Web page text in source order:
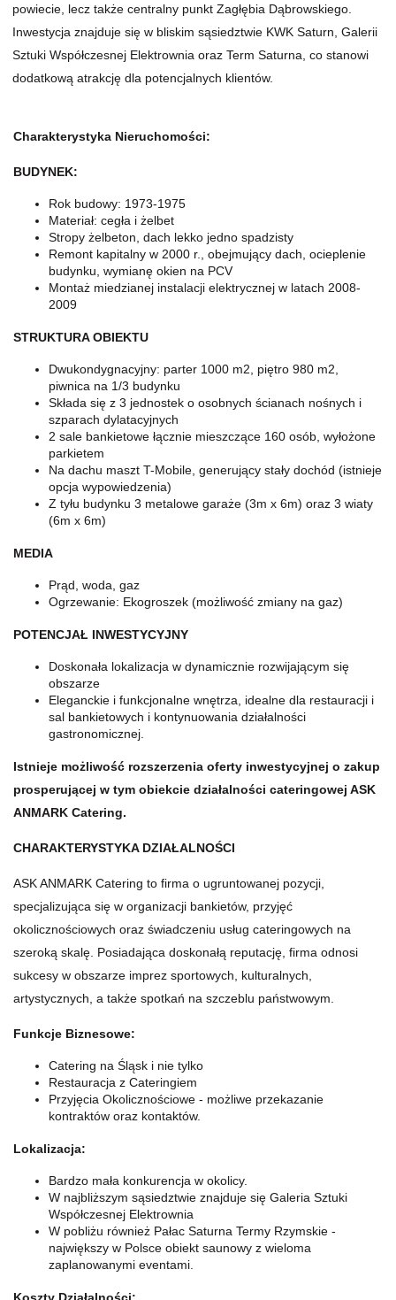
powiecie, lecz także centralny punkt Zagłębia Dąbrowskiego.
Inwestycja znajduje się w bliskim sąsiedztwie KWK Saturn, Galerii
Sztuki Współczesnej Elektrownia oraz Term Saturna, co stanowi
dodatkową atrakcję dla potencjalnych klientów.
Charakterystyka Nieruchomości:
BUDYNEK:
Rok budowy: 1973-1975
Materiał: cegła i żelbet
Stropy żelbeton, dach lekko jedno spadzisty
Remont kapitalny w 2000 r., obejmujący dach, ocieplenie
budynku, wymianę okien na PCV
Montaż miedzianej instalacji elektrycznej w latach 2008-
2009
STRUKTURA OBIEKTU
Dwukondygnacyjny: parter 1000 m2, piętro 980 m2,
piwnica na 1/3 budynku
Składa się z 3 jednostek o osobnych ścianach nośnych i
szparach dylatacyjnych
2 sale bankietowe łącznie mieszczące 160 osób, wyłożone
parkietem
Na dachu maszt T-Mobile, generujący stały dochód (istnieje
opcja wypowiedzenia)
Z tyłu budynku 3 metalowe garaże (3m x 6m) oraz 3 wiaty
(6m x 6m)
MEDIA
Prąd, woda, gaz
Ogrzewanie: Ekogroszek (możliwość zmiany na gaz)
POTENCJAŁ INWESTYCYJNY
Doskonała lokalizacja w dynamicznie rozwijającym się
obszarze
Eleganckie i funkcjonalne wnętrza, idealne dla restauracji i
sal bankietowych i kontynuowania działalności
gastronomicznej.
Istnieje możliwość rozszerzenia oferty inwestycyjnej o zakup
prosperującej w tym obiekcie działalności cateringowej ASK
ANMARK Catering.
CHARAKTERYSTYKA DZIAŁALNOŚCI
ASK ANMARK Catering to firma o ugruntowanej pozycji,
specjalizująca się w organizacji bankietów, przyjęć
okolicznościowych oraz świadczeniu usług cateringowych na
szeroką skalę. Posiadająca doskonałą reputację, firma odnosi
sukcesy w obszarze imprez sportowych, kulturalnych,
artystycznych, a także spotkań na szczeblu państwowym.
Funkcje Biznesowe:
Catering na Śląsk i nie tylko
Restauracja z Cateringiem
Przyjęcia Okolicznościowe - możliwe przekazanie
kontraktów oraz kontaktów.
Lokalizacja:
Bardzo mała konkurencja w okolicy.
W najbliższym sąsiedztwie znajduje się Galeria Sztuki
Współczesnej Elektrownia
W pobliżu również Pałac Saturna Termy Rzymskie -
największy w Polsce obiekt saunowy z wieloma
zaplanowanymi eventami.